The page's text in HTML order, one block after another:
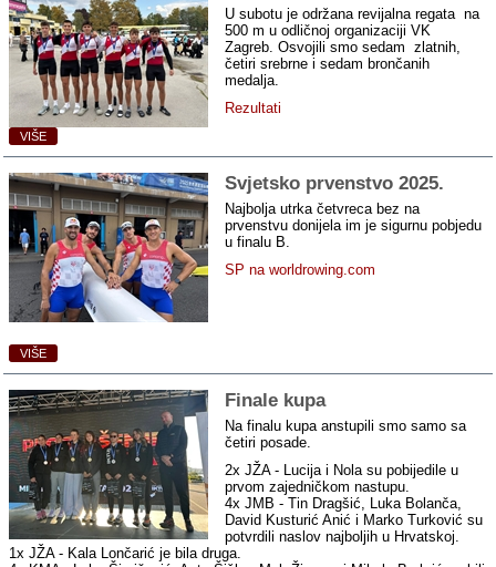
U subotu je održana revijalna regata na
500 m u odličnoj organizaciji VK
Zagreb. Osvojili smo sedam zlatnih,
četiri srebrne i sedam brončanih
medalja.
Rezultati
VIŠE
Svjetsko prvenstvo 2025.
Najbolja utrka četvreca bez na
prvenstvu donijela im je sigurnu pobjedu
u finalu B.
SP na worldrowing.com
VIŠE
Finale kupa
Na finalu kupa anstupili smo samo sa
četiri posade.
2x JŽA - Lucija i Nola su pobijedile u
prvom zajedničkom nastupu.
4x JMB - Tin Dragšić, Luka Bolanča,
David Kusturić Anić i Marko Turković su
potvrdili naslov najboljih u Hrvatskoj.
1x JŽA - Kala Lončarić je bila druga.